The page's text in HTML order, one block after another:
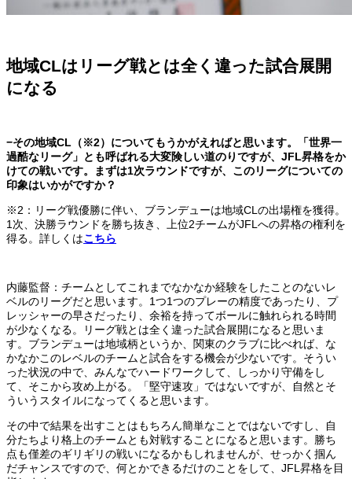
地域CLはリーグ戦とは全く違った試合展開
になる
−その地域CL（※2）についてもうかがえればと思います。「世界一
過酷なリーグ」とも呼ばれる大変険しい道のりですが、JFL昇格をか
けての戦いです。まずは1次ラウンドですが、このリーグについての
印象はいかがですか？
※2：リーグ戦優勝に伴い、ブランデューは地域CLの出場権を獲得。
1次、決勝ラウンドを勝ち抜き、上位2チームがJFLへの昇格の権利を
得る。詳しくはこちら
内藤監督：チームとしてこれまでなかなか経験をしたことのないレ
ベルのリーグだと思います。1つ1つのプレーの精度であったり、プ
レッシャーの早さだったり、余裕を持ってボールに触れられる時間
が少なくなる。リーグ戦とは全く違った試合展開になると思いま
す。ブランデューは地域柄というか、関東のクラブに比べれば、な
かなかこのレベルのチームと試合をする機会が少ないです。そうい
った状況の中で、みんなでハードワークして、しっかり守備をし
て、そこから攻め上がる。「堅守速攻」ではないですが、自然とそ
ういうスタイルになってくると思います。
その中で結果を出すことはもちろん簡単なことではないですし、自
分たちより格上のチームとも対戦することになると思います。勝ち
点も僅差のギリギリの戦いになるかもしれませんが、せっかく掴ん
だチャンスですので、何とかできるだけのことをして、JFL昇格を目